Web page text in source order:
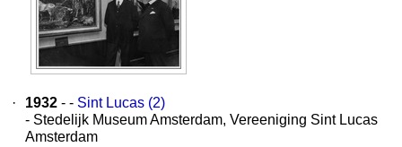
· 1932 - - Sint Lucas (2)
- Stedelijk Museum Amsterdam, Vereeniging Sint Lucas
Amsterdam